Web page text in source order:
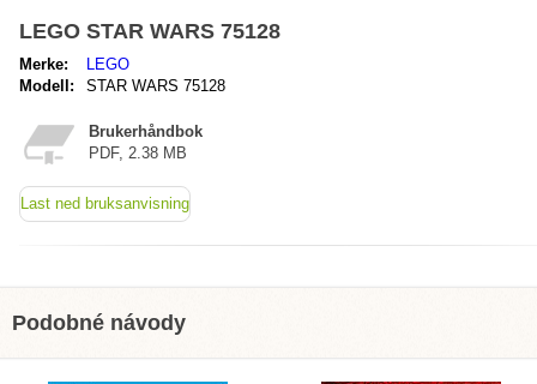
LEGO STAR WARS 75128
Merke:
LEGO
Modell:
STAR WARS 75128
Brukerhåndbok
PDF, 2.38 MB
Last ned bruksanvisning
Podobné návody